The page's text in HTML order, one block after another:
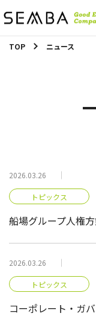
TOP ニュース
2026.03.26
トピックス
船場グループ人権
2026.03.26
トピックス
コーポレート・ガ